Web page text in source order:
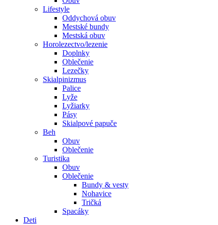
Lifestyle
Oddychová obuv
Mestské bundy
Mestská obuv
Horolezectvo/lezenie
Doplnky
Oblečenie
Lezečky
Skialpinizmus
Palice
Lyže
Lyžiarky
Pásy
Skialpové papuče
Beh
Obuv
Oblečenie
Turistika
Obuv
Oblečenie
Bundy & vesty
Nohavice
Tričká
Spacáky
Deti